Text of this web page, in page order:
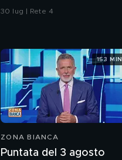
30 lug | Rete 4
ZONA BIANCA
Puntata del 3 agosto
153 MIN